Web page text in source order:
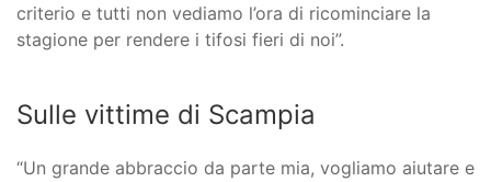
criterio e tutti non vediamo l’ora di ricominciare la
stagione per rendere i tifosi fieri di noi”.
Sulle vittime di Scampia
“Un grande abbraccio da parte mia, vogliamo aiutare e